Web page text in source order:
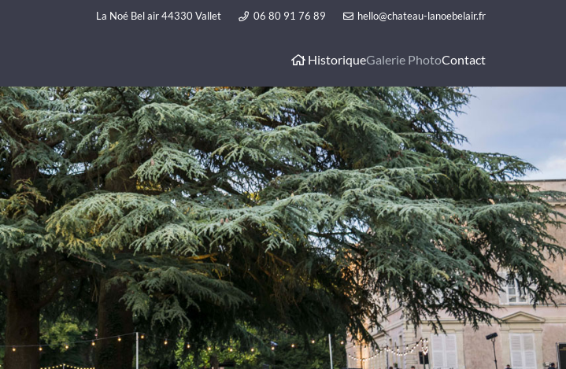
La Noé Bel air 44330 Vallet 06 80 91 76 89 hello@chateau-lanoebelair.fr
HistoriqueGalerie PhotoContact